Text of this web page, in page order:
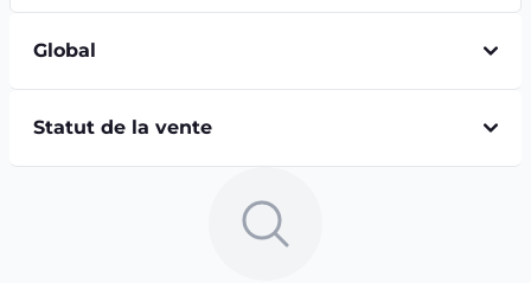
Global
Statut de la vente